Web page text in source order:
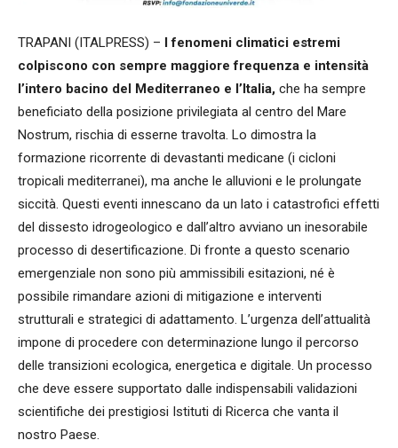
TRAPANI (ITALPRESS) – I fenomeni climatici estremi
colpiscono con sempre maggiore frequenza e intensità
l’intero bacino del Mediterraneo e l’Italia, che ha sempre
beneficiato della posizione privilegiata al centro del Mare
Nostrum, rischia di esserne travolta. Lo dimostra la
formazione ricorrente di devastanti medicane (i cicloni
tropicali mediterranei), ma anche le alluvioni e le prolungate
siccità. Questi eventi innescano da un lato i catastrofici effetti
del dissesto idrogeologico e dall’altro avviano un inesorabile
processo di desertificazione. Di fronte a questo scenario
emergenziale non sono più ammissibili esitazioni, né è
possibile rimandare azioni di mitigazione e interventi
strutturali e strategici di adattamento. L’urgenza dell’attualità
impone di procedere con determinazione lungo il percorso
delle transizioni ecologica, energetica e digitale. Un processo
che deve essere supportato dalle indispensabili validazioni
scientifiche dei prestigiosi Istituti di Ricerca che vanta il
nostro Paese.